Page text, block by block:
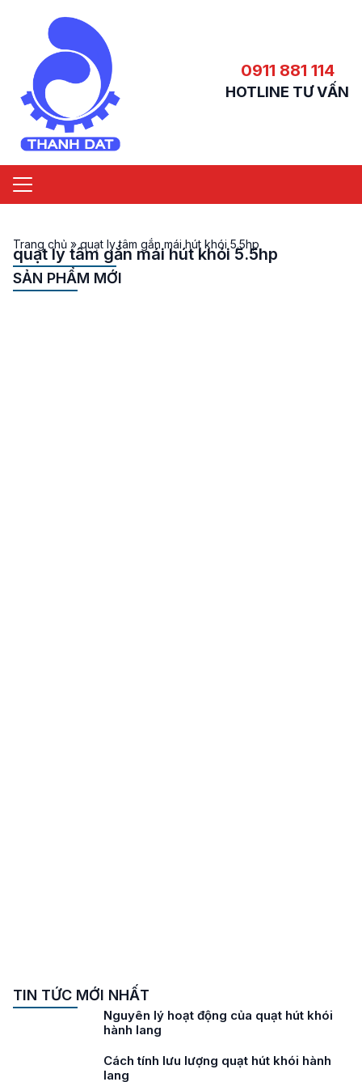
0911 881 114
HOTLINE TƯ VẤN
Trang chủ »quạt ly tâm gắn mái hút khói 5.5hp
quạt ly tâm gắn mái hút khói 5.5hp
SẢN PHẨM MỚI
TIN TỨC MỚI NHẤT
Nguyên lý hoạt động của quạt hút khói
hành lang
Cách tính lưu lượng quạt hút khói hành
lang